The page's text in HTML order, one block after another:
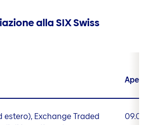
alla SIX Swiss
estero), Exchange Traded
09.00